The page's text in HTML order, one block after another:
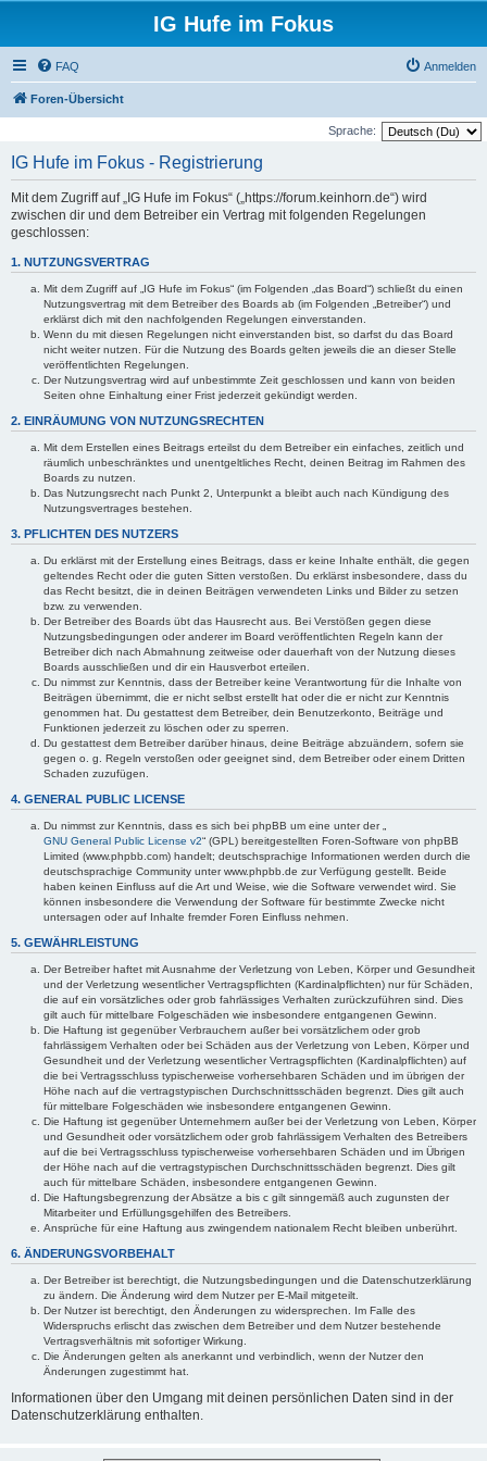
IG Hufe im Fokus
FAQ Anmelden
Foren-Übersicht
Sprache:
IG Hufe im Fokus - Registrierung
Mit dem Zugriff auf „IG Hufe im Fokus“ („https://forum.keinhorn.de“) wird
zwischen dir und dem Betreiber ein Vertrag mit folgenden Regelungen
geschlossen:
1. NUTZUNGSVERTRAG
Mit dem Zugriff auf „IG Hufe im Fokus“ (im Folgenden „das Board“) schließt du einen
Nutzungsvertrag mit dem Betreiber des Boards ab (im Folgenden „Betreiber“) und
erklärst dich mit den nachfolgenden Regelungen einverstanden.
Wenn du mit diesen Regelungen nicht einverstanden bist, so darfst du das Board
nicht weiter nutzen. Für die Nutzung des Boards gelten jeweils die an dieser Stelle
veröffentlichten Regelungen.
Der Nutzungsvertrag wird auf unbestimmte Zeit geschlossen und kann von beiden
Seiten ohne Einhaltung einer Frist jederzeit gekündigt werden.
2. EINRÄUMUNG VON NUTZUNGSRECHTEN
Mit dem Erstellen eines Beitrags erteilst du dem Betreiber ein einfaches, zeitlich und
räumlich unbeschränktes und unentgeltliches Recht, deinen Beitrag im Rahmen des
Boards zu nutzen.
Das Nutzungsrecht nach Punkt 2, Unterpunkt a bleibt auch nach Kündigung des
Nutzungsvertrages bestehen.
3. PFLICHTEN DES NUTZERS
Du erklärst mit der Erstellung eines Beitrags, dass er keine Inhalte enthält, die gegen
geltendes Recht oder die guten Sitten verstoßen. Du erklärst insbesondere, dass du
das Recht besitzt, die in deinen Beiträgen verwendeten Links und Bilder zu setzen
bzw. zu verwenden.
Der Betreiber des Boards übt das Hausrecht aus. Bei Verstößen gegen diese
Nutzungsbedingungen oder anderer im Board veröffentlichten Regeln kann der
Betreiber dich nach Abmahnung zeitweise oder dauerhaft von der Nutzung dieses
Boards ausschließen und dir ein Hausverbot erteilen.
Du nimmst zur Kenntnis, dass der Betreiber keine Verantwortung für die Inhalte von
Beiträgen übernimmt, die er nicht selbst erstellt hat oder die er nicht zur Kenntnis
genommen hat. Du gestattest dem Betreiber, dein Benutzerkonto, Beiträge und
Funktionen jederzeit zu löschen oder zu sperren.
Du gestattest dem Betreiber darüber hinaus, deine Beiträge abzuändern, sofern sie
gegen o. g. Regeln verstoßen oder geeignet sind, dem Betreiber oder einem Dritten
Schaden zuzufügen.
4. GENERAL PUBLIC LICENSE
Du nimmst zur Kenntnis, dass es sich bei phpBB um eine unter der „
GNU General Public License v2“ (GPL) bereitgestellten Foren-Software von phpBB
Limited (www.phpbb.com) handelt; deutschsprachige Informationen werden durch die
deutschsprachige Community unter www.phpbb.de zur Verfügung gestellt. Beide
haben keinen Einfluss auf die Art und Weise, wie die Software verwendet wird. Sie
können insbesondere die Verwendung der Software für bestimmte Zwecke nicht
untersagen oder auf Inhalte fremder Foren Einfluss nehmen.
5. GEWÄHRLEISTUNG
Der Betreiber haftet mit Ausnahme der Verletzung von Leben, Körper und Gesundheit
und der Verletzung wesentlicher Vertragspflichten (Kardinalpflichten) nur für Schäden,
die auf ein vorsätzliches oder grob fahrlässiges Verhalten zurückzuführen sind. Dies
gilt auch für mittelbare Folgeschäden wie insbesondere entgangenen Gewinn.
Die Haftung ist gegenüber Verbrauchern außer bei vorsätzlichem oder grob
fahrlässigem Verhalten oder bei Schäden aus der Verletzung von Leben, Körper und
Gesundheit und der Verletzung wesentlicher Vertragspflichten (Kardinalpflichten) auf
die bei Vertragsschluss typischerweise vorhersehbaren Schäden und im übrigen der
Höhe nach auf die vertragstypischen Durchschnittsschäden begrenzt. Dies gilt auch
für mittelbare Folgeschäden wie insbesondere entgangenen Gewinn.
Die Haftung ist gegenüber Unternehmern außer bei der Verletzung von Leben, Körper
und Gesundheit oder vorsätzlichem oder grob fahrlässigem Verhalten des Betreibers
auf die bei Vertragsschluss typischerweise vorhersehbaren Schäden und im Übrigen
der Höhe nach auf die vertragstypischen Durchschnittsschäden begrenzt. Dies gilt
auch für mittelbare Schäden, insbesondere entgangenen Gewinn.
Die Haftungsbegrenzung der Absätze a bis c gilt sinngemäß auch zugunsten der
Mitarbeiter und Erfüllungsgehilfen des Betreibers.
Ansprüche für eine Haftung aus zwingendem nationalem Recht bleiben unberührt.
6. ÄNDERUNGSVORBEHALT
Der Betreiber ist berechtigt, die Nutzungsbedingungen und die Datenschutzerklärung
zu ändern. Die Änderung wird dem Nutzer per E-Mail mitgeteilt.
Der Nutzer ist berechtigt, den Änderungen zu widersprechen. Im Falle des
Widerspruchs erlischt das zwischen dem Betreiber und dem Nutzer bestehende
Vertragsverhältnis mit sofortiger Wirkung.
Die Änderungen gelten als anerkannt und verbindlich, wenn der Nutzer den
Änderungen zugestimmt hat.
Informationen über den Umgang mit deinen persönlichen Daten sind in der
Datenschutzerklärung enthalten.